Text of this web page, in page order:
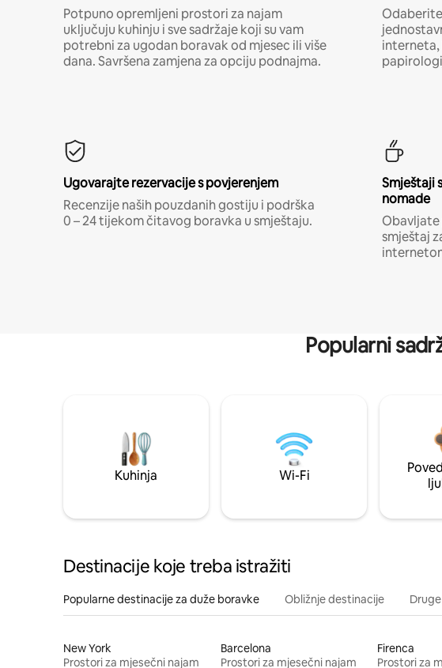
Potpuno opremljeni prostori za najam
uključuju kuhinju i sve sadržaje koji su vam
potrebni za ugodan boravak od mjesec ili više
dana. Savršena zamjena za opciju podnajma.
interneta,
Ugovarajte rezervacije s povjerenjem
Recenzije naših pouzdanih gostiju i podrška
0 – 24 tijekom čitavog boravka u smještaju.
Smještaji
nomade
smještaj
Popularni
Kuhinja Wi-Fi
Destinacije koje treba istražiti
Popularne destinacije za duže boravke Obližnje destinacije
New York
Prostori za mjesečni najam
Barcelona
Prostori za mjesečni najam
Firenca
Prostori za